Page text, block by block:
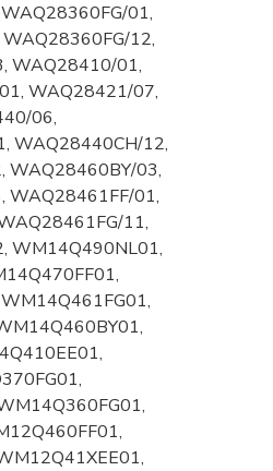
01,
12,
WAQ28410/01,
WAQ28421/07,
06,
WAQ28440CH/12,
WAQ28460BY/03,
WAQ28461FF/01,
11,
WM14Q490NL01,